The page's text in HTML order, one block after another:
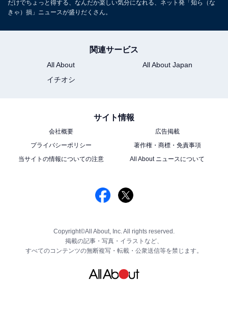
だけでちょっと得する、なんだか楽しい気分になれる、ネット発「知ら（な
きゃ）損」ニュースが盛りだくさん。
関連サービス
All About
All About Japan
イチオシ
サイト情報
会社概要
広告掲載
プライバシーポリシー
著作権・商標・免責事項
当サイトの情報についての注意
All About ニュースについて
Copyright©All About, Inc. All rights reserved.
掲載の記事・写真・イラストなど、
すべてのコンテンツの無断複写・転載・公衆送信等を禁じます。